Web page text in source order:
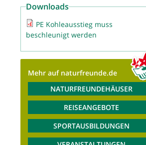
Downloads
PE Kohleausstieg muss
beschleunigt werden
Mehr auf naturfreunde.de
NATURFREUNDEHÄUSER
REISEANGEBOTE
SPORTAUSBILDUNGEN